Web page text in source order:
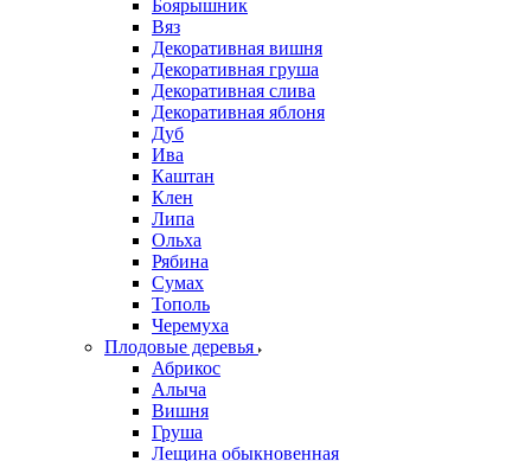
Боярышник
Вяз
Декоративная вишня
Декоративная груша
Декоративная слива
Декоративная яблоня
Дуб
Ива
Каштан
Клен
Липа
Ольха
Рябина
Сумах
Тополь
Черемуха
Плодовые деревья
Абрикос
Алыча
Вишня
Груша
Лещина обыкновенная